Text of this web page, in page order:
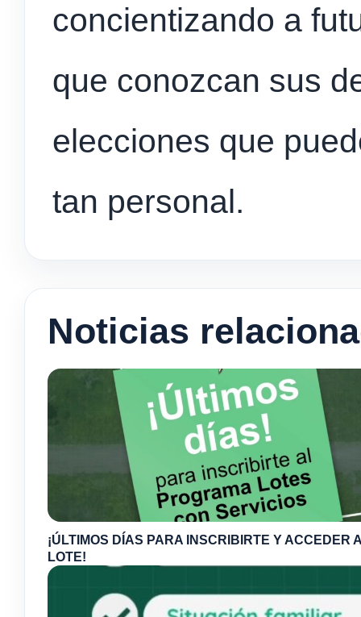
concientizando a
que conozcan sus
elecciones que
tan personal.
Noticias
¡ÚLTIMOS DÍAS PARA INSCRIBIRTE Y ACCEDER
LOTE!